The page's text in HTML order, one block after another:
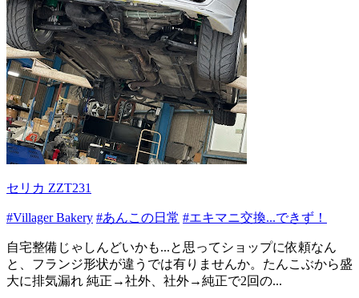
セリカ ZZT231
#Villager Bakery #あんこの日常 #エキマニ交換...できず！
自宅整備じゃしんどいかも...と思ってショップに依頼なん
と、フランジ形状が違うでは有りませんか。たんこぶから盛
大に排気漏れ 純正→社外、社外→純正で2回の...